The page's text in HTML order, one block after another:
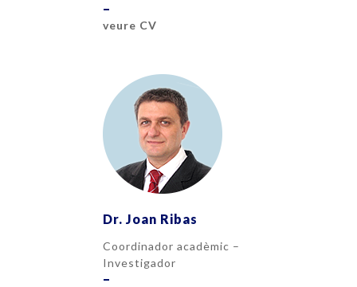
–
veure CV
Dr. Joan Ribas
Coordinador acadèmic –
Investigador
–